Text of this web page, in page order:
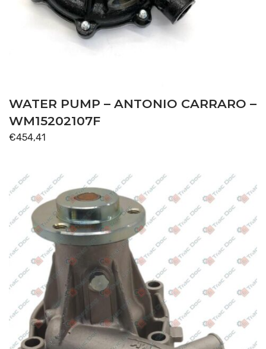
WATER PUMP – ANTONIO CARRARO –
WM15202107F
€454,41